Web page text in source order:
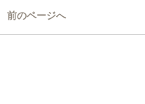
前のページへ